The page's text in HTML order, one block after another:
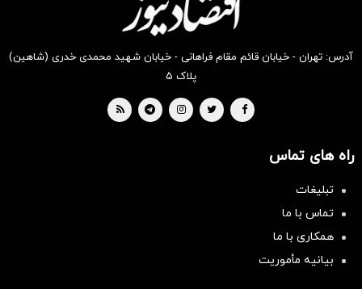
آدرس: تهران - خیابان قائم مقام فراهانی - خیابان شهید محمدی خدری (شاهین)
پلاک ۵
راه های تماس
تبلیغات
تماس با ما
همکاری با ما
بیانیه مأموریت